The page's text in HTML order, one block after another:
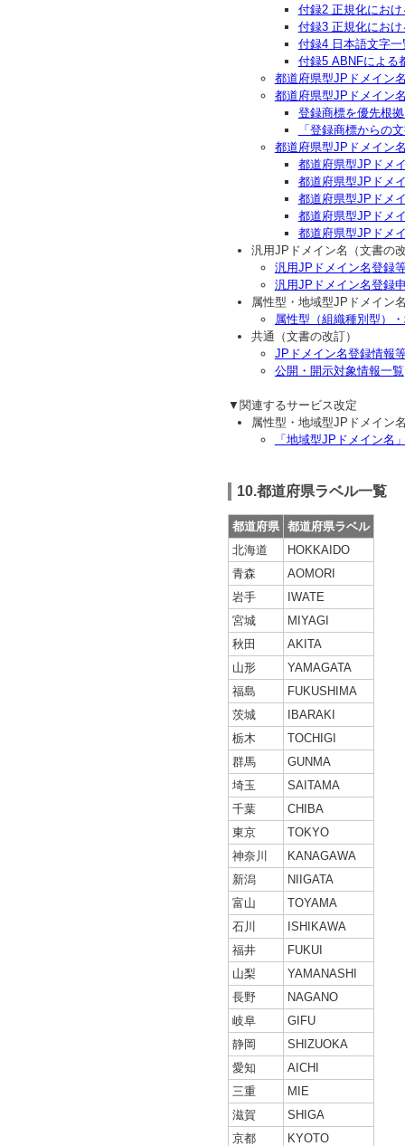
付録2 正規化にお
付録3 正規化にお
付録4 日本語文字一
付録5 ABNFによる
都道府県型JPドメイン
都道府県型JPドメイン
登録商標を優先根
「登録商標からの
都道府県型JPドメイン
都道府県型JPドメ
都道府県型JPドメ
都道府県型JPドメ
都道府県型JPドメ
都道府県型JPドメ
汎用JPドメイン名（文書の
汎用JPドメイン名登録
汎用JPドメイン名登録
属性型・地域型JPドメイン
属性型（組織種別型）
共通（文書の改訂）
JPドメイン名登録情報
公開・開示対象情報一覧
▼関連するサービス改定
属性型・地域型JPドメイン
「地域型JPドメイン名
10.都道府県ラベル一覧
都道府県 都道府県ラベル
北海道
HOKKAIDO
青森
AOMORI
岩手
IWATE
宮城
MIYAGI
秋田
AKITA
山形
YAMAGATA
福島
FUKUSHIMA
茨城
IBARAKI
栃木
TOCHIGI
群馬
GUNMA
埼玉
SAITAMA
千葉
CHIBA
東京
TOKYO
神奈川
KANAGAWA
新潟
NIIGATA
富山
TOYAMA
石川
ISHIKAWA
福井
FUKUI
山梨
YAMANASHI
長野
NAGANO
岐阜
GIFU
静岡
SHIZUOKA
愛知
AICHI
三重
MIE
滋賀
SHIGA
京都
KYOTO